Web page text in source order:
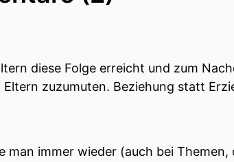
diese Folge erreicht und zum
zuzumuten. Beziehung statt
man immer wieder (auch bei Themen,